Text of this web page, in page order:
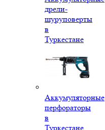
дрели-
шуруповерты
в
Туркестане
Аккумуляторные
перфораторы
в
Туркестане